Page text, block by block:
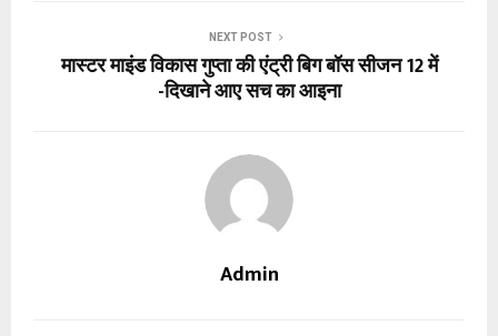
NEXT POST
मास्टर माइंड विकास गुप्ता की एंट्री बिग बॉस सीजन 12 में
-दिखाने आए सच का आइना
Admin